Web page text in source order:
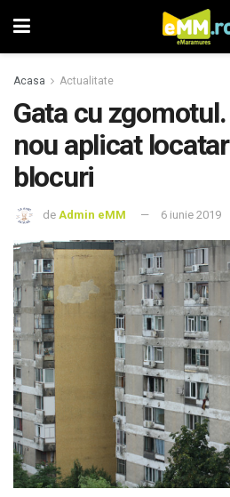
Acasa Actualitate
Gata cu
nou aplicat
blocuri
de Admin eMM 6 iunie 2019